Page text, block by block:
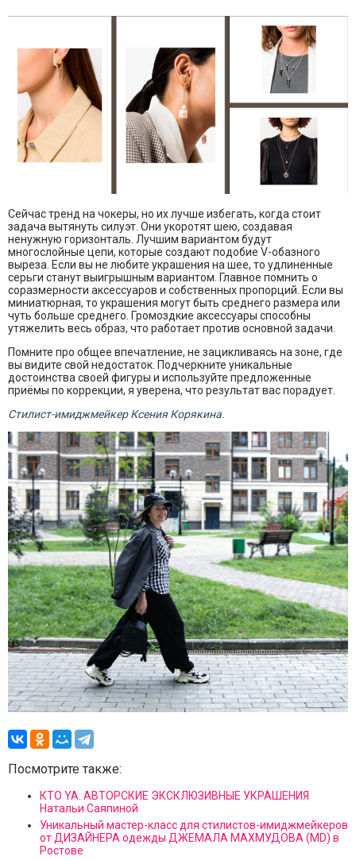
Сейчас тренд на чокеры, но их лучше избегать, когда стоит
задача вытянуть силуэт. Они укоротят шею, создавая
ненужную горизонталь. Лучшим вариантом будут
многослойные цепи, которые создают подобие V-обазного
выреза. Если вы не любите украшения на шее, то удлиненные
серьги станут выигрышным вариантом. Главное помнить о
соразмерности аксессуаров и собственных пропорций. Если вы
миниатюрная, то украшения могут быть среднего размера или
чуть больше среднего. Громоздкие аксессуары способны
утяжелить весь образ, что работает против основной задачи.
Помните про общее впечатление, не зацикливаясь на зоне, где
вы видите свой недостаток. Подчеркните уникальные
достоинства своей фигуры и используйте предложенные
приёмы по коррекции, я уверена, что результат вас порадует.
Стилист-имиджмейкер Ксения Корякина.
Посмотрите также:
КТО YA. АВТОРСКИЕ ЭКСКЛЮЗИВНЫЕ УКРАШЕНИЯ
Натальи Саяпиной
Уникальный мастер-класс для стилистов-имиджмейкеров
от ДИЗАЙНЕРА одежды ДЖЕМАЛА МАХМУДОВА (MD) в
Ростове